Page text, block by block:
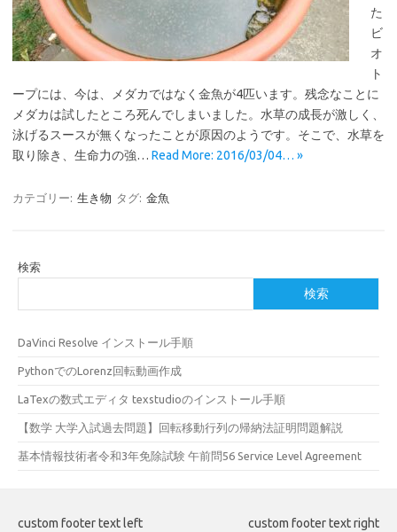
た
ビ
オ
ト
ープには、今は、メダカではなく金魚が4匹います。残念なことに
メダカは試したところ死んでしまいました。水草の成長が激しく、
泳げるスースが無くなったことが原因のようです。そこで、水草を
取り除き、生命力の強… Read More: 2016/03/04… »
カテゴリー: 生き物 タグ: 金魚
検索
検索
DaVinci Resolve インストール手順
PythonでのLorenz回転動画作成
LaTexの数式エディタ texstudioのインストール手順
【数学 大学入試過去問題】回転移動行列の帰納法証明問題解説
基本情報技術者令和3年免除試験 午前問56 Service Level Agreement
custom footer text left custom footer text right